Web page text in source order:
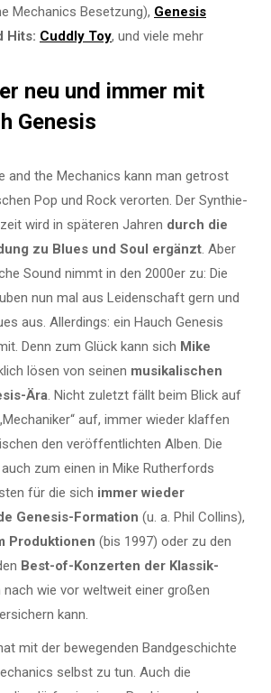
Mechanics Besetzung), Genesis
Hits: Cuddly Toy, und viele mehr
neu und immer mit
Genesis
and the Mechanics kann man getrost
Pop und Rock verorten. Der Synthie-
wird in späteren Jahren durch die
zu Blues und Soul ergänzt. Aber
Sound nimmt in den 2000er zu: Die
nun mal aus Leidenschaft gern und
aus. Allerdings: ein Hauch Genesis
Denn zum Glück kann sich Mike
lösen von seinen musikalischen
Ära. Nicht zuletzt fällt beim Blick auf
auf, immer wieder klaffen
den veröffentlichten Alben. Die
zum einen in Mike Rutherfords
für die sich immer wieder
Genesis-Formation (u. a. Phil Collins),
Produktionen (bis 1997) oder zu den
Best-of-Konzerten der Klassik-
nach wie vor weltweit einer großen
kann.
mit der bewegenden Bandgeschichte
selbst zu tun. Auch die